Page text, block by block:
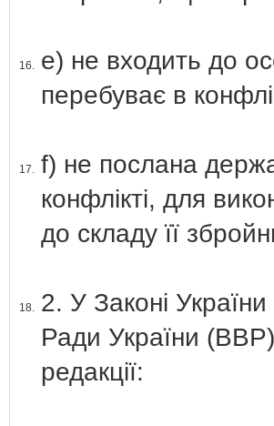
16. е) не входить до
перебуває в
17. f) не послана
конфлікті, для
до складу її
18. 2. У Законі
Ради України
редакції: